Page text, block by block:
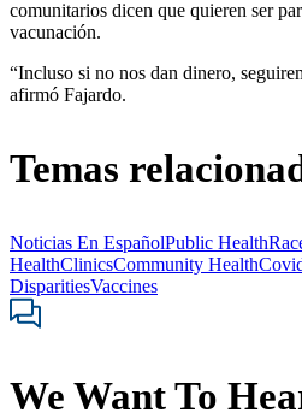
comunitarios dicen que quieren ser
vacunación.
“Incluso si no nos dan dinero,
afirmó Fajardo.
Temas
Noticias En EspañolPublic Health
HealthClinicsCommunity Health
DisparitiesVaccines
We Want To